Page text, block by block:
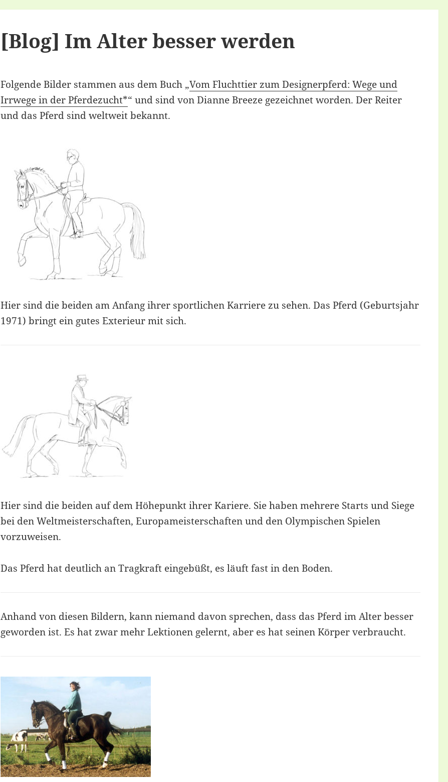
[Blog] Im Alter besser werden
Folgende Bilder stammen aus dem Buch „Vom Fluchttier zum Designerpferd: Wege und
Irrwege in der Pferdezucht*“ und sind von Dianne Breeze gezeichnet worden. Der Reiter
und das Pferd sind weltweit bekannt.
Hier sind die beiden am Anfang ihrer sportlichen Karriere zu sehen. Das Pferd (Geburtsjahr
1971) bringt ein gutes Exterieur mit sich.
Hier sind die beiden auf dem Höhepunkt ihrer Kariere. Sie haben mehrere Starts und Siege
bei den Weltmeisterschaften, Europameisterschaften und den Olympischen Spielen
vorzuweisen.
Das Pferd hat deutlich an Tragkraft eingebüßt, es läuft fast in den Boden.
Anhand von diesen Bildern, kann niemand davon sprechen, dass das Pferd im Alter besser
geworden ist. Es hat zwar mehr Lektionen gelernt, aber es hat seinen Körper verbraucht.